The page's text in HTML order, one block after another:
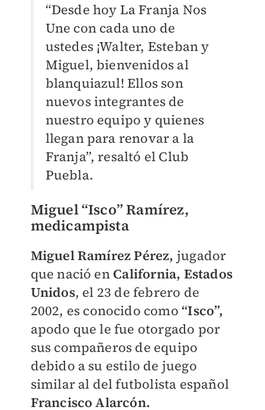
“Desde hoy La Franja Nos
Une con cada uno de
ustedes ¡Walter, Esteban y
Miguel, bienvenidos al
blanquiazul! Ellos son
nuevos integrantes de
nuestro equipo y quienes
llegan para renovar a la
Franja”, resaltó el Club
Puebla.
Miguel “Isco” Ramírez,
medicampista
Miguel Ramírez Pérez, jugador
que nació en California, Estados
Unidos, el 23 de febrero de
2002, es conocido como“Isco”,
apodo que le fue otorgado por
sus compañeros de equipo
debido a su estilo de juego
similar al del futbolista español
Francisco Alarcón.